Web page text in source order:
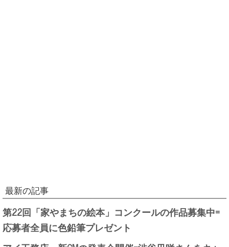
最新の記事
第22回「家やまちの絵本」コンクールの作品募集中=
応募者全員に色鉛筆プレゼント